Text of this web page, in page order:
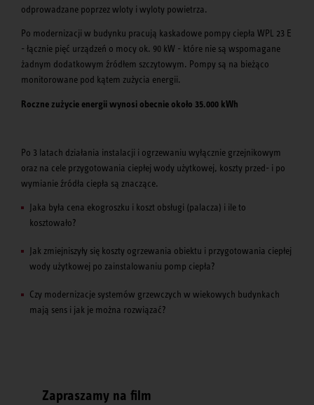
odprowadzane poprzez wloty i wyloty powietrza.
Po modernizacji w budynku pracują kaskadowe pompy ciepła WPL 23 E
- łącznie pięć urządzeń o mocy ok. 90 kW - które nie są wspomagane
żadnym dodatkowym źródłem szczytowym. Pompy są na bieżąco
monitorowane pod kątem zużycia energii.
Roczne zużycie energii wynosi obecnie około 35.000 kWh
Po 3 latach działania instalacji i ogrzewaniu wyłącznie grzejnikowym
oraz na cele przygotowania ciepłej wody użytkowej, koszty przed- i po
wymianie źródła ciepła są znaczące.
Jaka była cena ekogroszku i koszt obsługi (palacza) i ile to
kosztowało?
Jak zmiejniszyły się koszty ogrzewania obiektu i przygotowania ciepłej
wody użytkowej po zainstalowaniu pomp ciepła?
Czy modernizacje systemów grzewczych w wiekowych budynkach
mają sens i jak je można rozwiązać?
Zapraszamy na film